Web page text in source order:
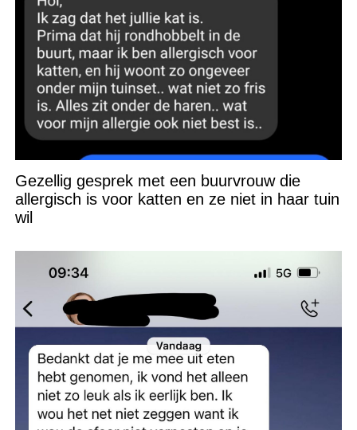
Gezellig gesprek met een buurvrouw die
allergisch is voor katten en ze niet in haar tuin
wil